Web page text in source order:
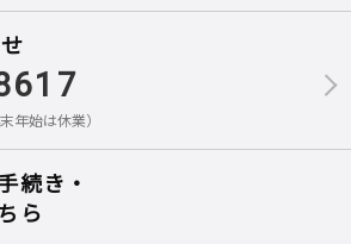
年始は休業）
続き・
ら